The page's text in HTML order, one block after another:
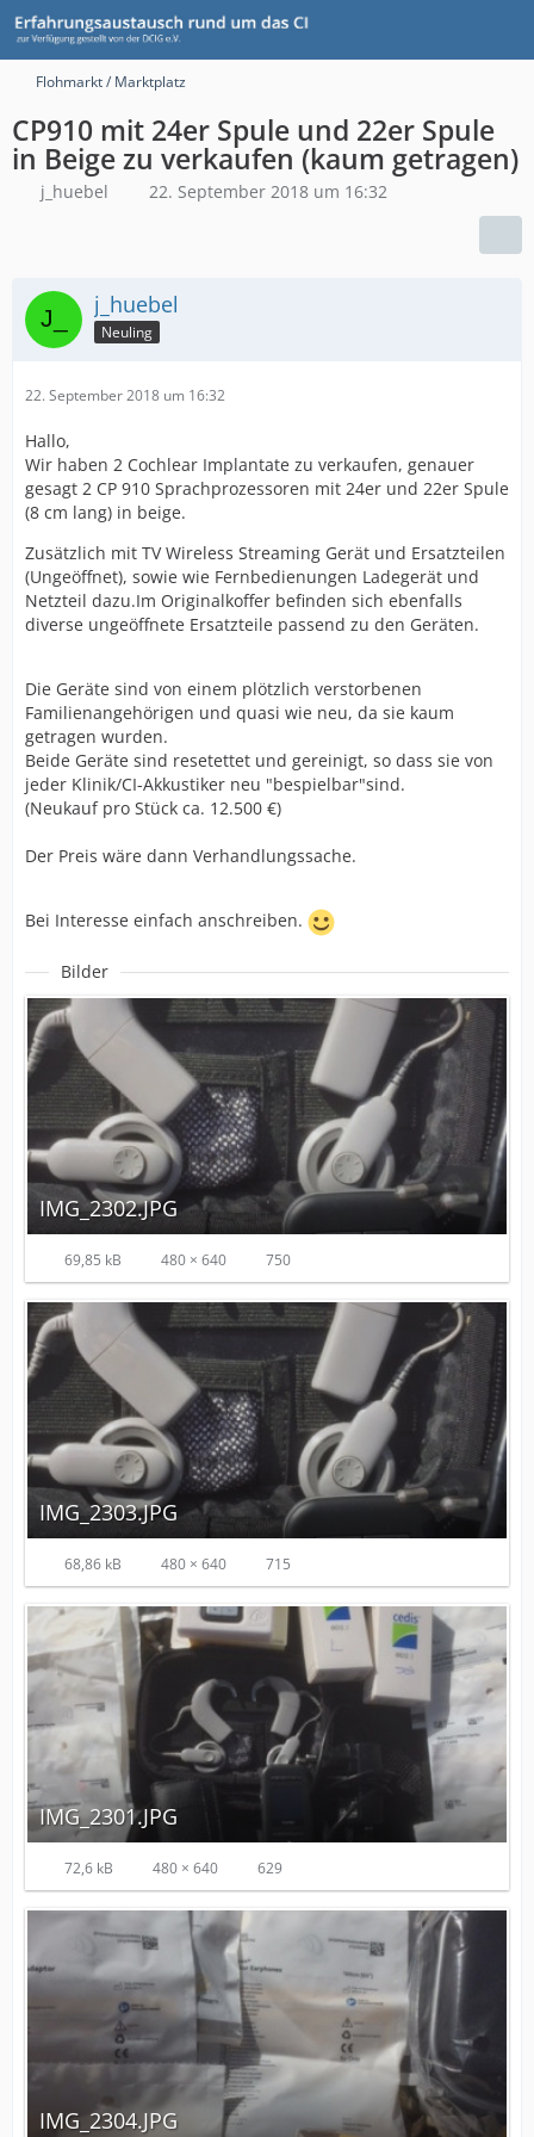
Flohmarkt / Marktplatz
CP910 mit 24er Spule und 22er Spule
in Beige zu verkaufen (kaum getragen)
j_huebel 22. September 2018 um 16:32
j_huebel
Neuling
22. September 2018 um 16:32
Hallo,
Wir haben 2 Cochlear Implantate zu verkaufen, genauer
gesagt 2 CP 910 Sprachprozessoren mit 24er und 22er Spule
(8 cm lang) in beige.
Zusätzlich mit TV Wireless Streaming Gerät und Ersatzteilen
(Ungeöffnet), sowie wie Fernbedienungen Ladegerät und
Netzteil dazu.Im Originalkoffer befinden sich ebenfalls
diverse ungeöffnete Ersatzteile passend zu den Geräten.
Die Geräte sind von einem plötzlich verstorbenen
Familienangehörigen und quasi wie neu, da sie kaum
getragen wurden.
Beide Geräte sind resetettet und gereinigt, so dass sie von
jeder Klinik/CI-Akkustiker neu "bespielbar"sind.
(Neukauf pro Stück ca. 12.500 €)
Der Preis wäre dann Verhandlungssache.
Bei Interesse einfach anschreiben.
Bilder
IMG_2302.JPG
69,85 kB 480 × 640 750
IMG_2303.JPG
68,86 kB 480 × 640 715
IMG_2301.JPG
72,6 kB 480 × 640 629
IMG_2304.JPG